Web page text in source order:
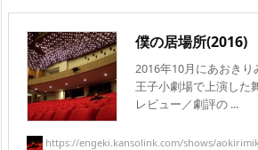
僕の居場所(2016)
2016年10月にあおき
王子小劇場で上演した
レビュー／劇評の ...
https://engeki.kansolink.com/shows/